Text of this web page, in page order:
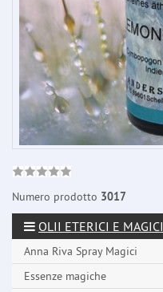
Numero prodotto 3017
OLII ETERICI E MAGICI
Anna Riva Spray Magici
Essenze magiche